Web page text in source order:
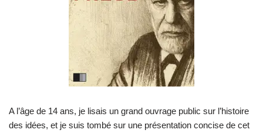
A l’âge de 14 ans, je lisais un grand ouvrage public sur l’histoire
des idées, et je suis tombé sur une présentation concise de cet